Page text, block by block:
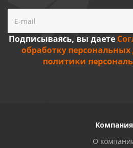
Подписываясь, вы даете
обработку
политики
Компания
О